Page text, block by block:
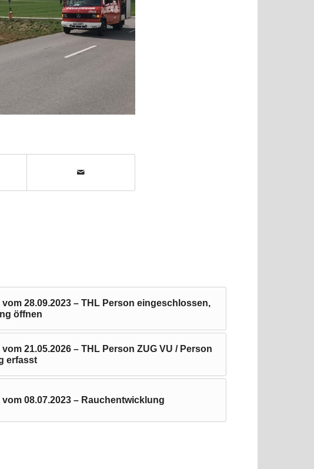
vom 28.09.2023 – THL Person eingeschlossen,
öffnen
vom 21.05.2026 – THL Person ZUG VU / Person
erfasst
vom 08.07.2023 – Rauchentwicklung